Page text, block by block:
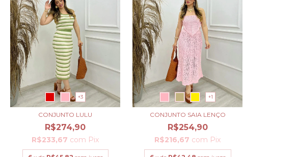
+3
CONJUNTO LULU
R$274,90
R$233,67 com Pix
+1
CONJUNTO SAIA LENÇO
R$254,90
R$216,67 com Pix